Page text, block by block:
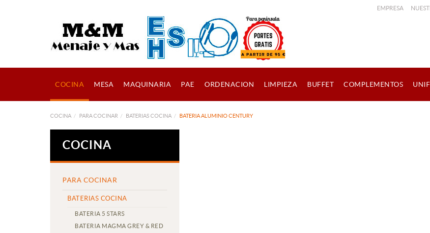
EMPRESA
COCINA MESA MAQUINARIA PAE ORDENACION LIMPIEZA BUFFET COMPLEMENTOS
COCINA PARA COCINAR BATERIAS COCINA BATERIA ALUMINIO CENTURY
COCINA
PARA COCINAR
BATERIAS COCINA
BATERIA 5 STARS
BATERIA MAGMA GREY & RED